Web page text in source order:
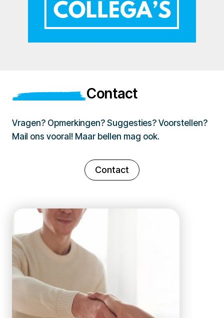
Contact
Vragen? Opmerkingen? Suggesties? Voorstellen?
Mail ons vooral! Maar bellen mag ook.
Contact